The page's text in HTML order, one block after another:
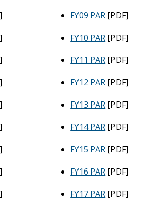
FY09 PAR [PDF]
FY10 PAR [PDF]
FY11 PAR [PDF]
FY12 PAR [PDF]
FY13 PAR [PDF]
FY14 PAR [PDF]
FY15 PAR [PDF]
FY16 PAR [PDF]
FY17 PAR [PDF]